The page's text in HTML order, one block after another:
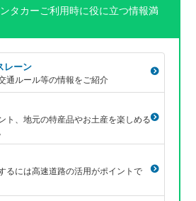
タカーご利用時に役に立つ情報満
レーン
通ルール等の情報をご紹介
ト、地元の特産品やお土産を楽しめる
るには高速道路の活用がポイントで